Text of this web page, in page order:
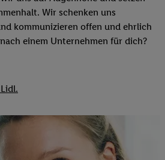
Wir schenken uns
kommunizieren offen und ehrlich
einem Unternehmen für dich?